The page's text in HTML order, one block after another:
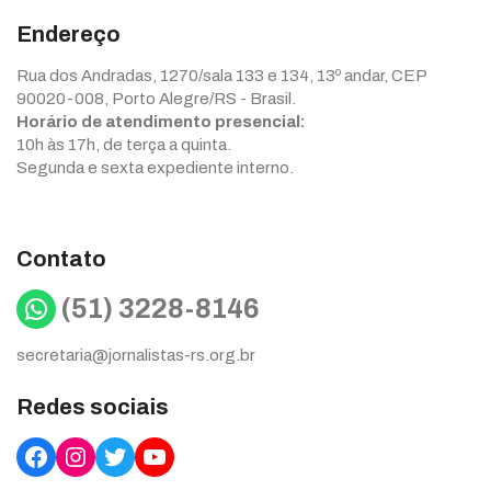
Endereço
Rua dos Andradas, 1270/sala 133 e 134, 13º andar, CEP
90020-008, Porto Alegre/RS - Brasil.
Horário de atendimento presencial:
10h às 17h, de terça a quinta.
Segunda e sexta expediente interno.
Contato
WhatsApp
(51) 3228-8146
secretaria@jornalistas-rs.org.br
Redes sociais
Facebook
Instagram
TwitterYouTube